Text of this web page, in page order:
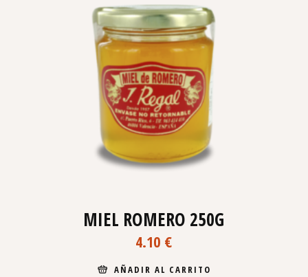
MIEL ROMERO 250G
4.10 €
AÑADIR AL CARRITO